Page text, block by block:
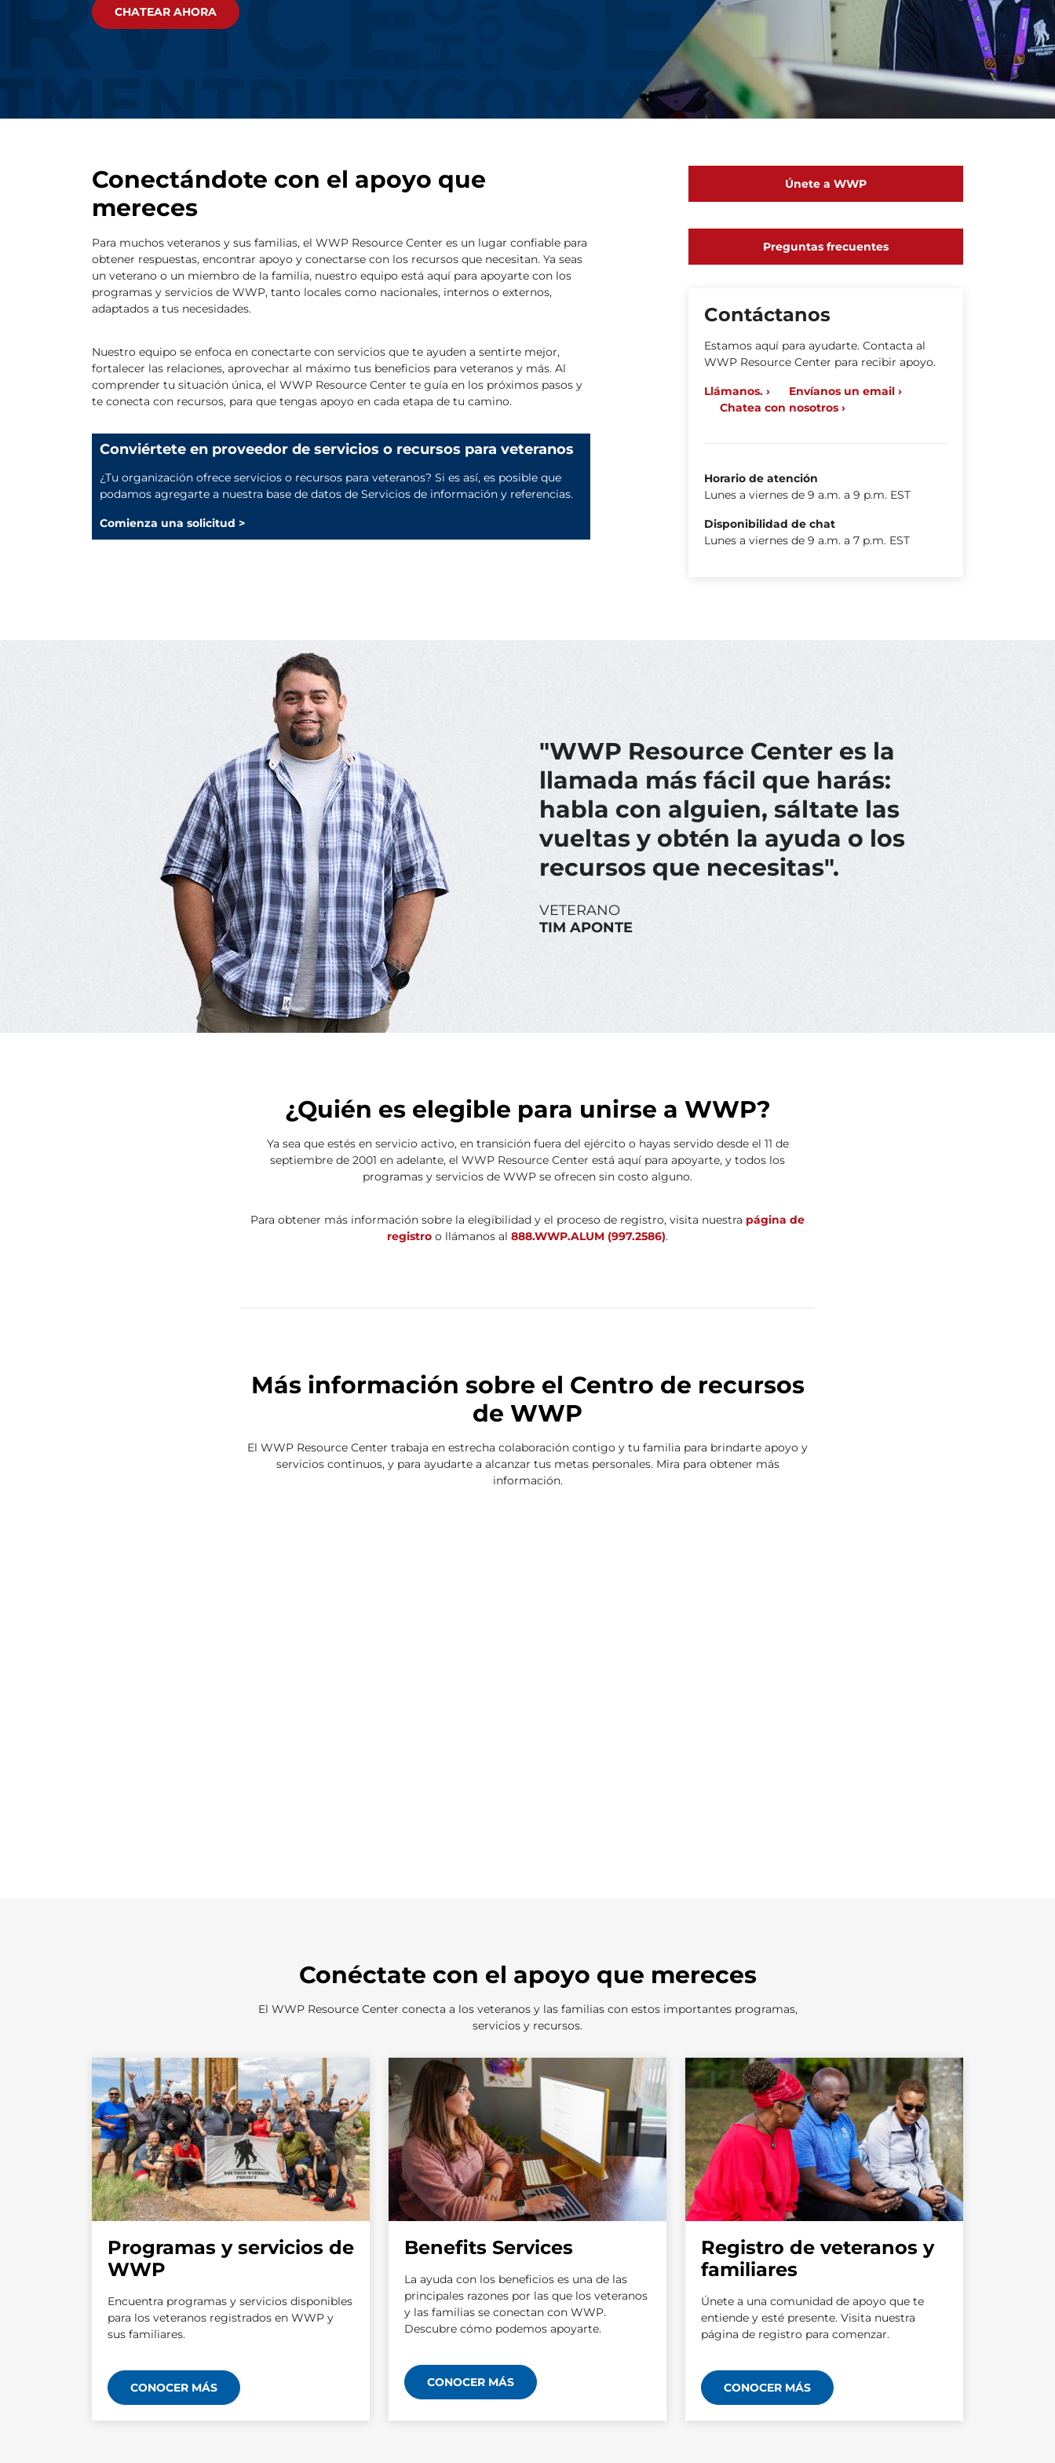
CHATEAR AHORA
Conectándote con el apoyo que
mereces
Para muchos veteranos y sus familias, el WWP Resource Center es un lugar confiable para
obtener respuestas, encontrar apoyo y conectarse con los recursos que necesitan. Ya seas
un veterano o un miembro de la familia, nuestro equipo está aquí para apoyarte con los
programas y servicios de WWP, tanto locales como nacionales, internos o externos,
adaptados a tus necesidades.
Nuestro equipo se enfoca en conectarte con servicios que te ayuden a sentirte mejor,
fortalecer las relaciones, aprovechar al máximo tus beneficios para veteranos y más. Al
comprender tu situación única, el WWP Resource Center te guía en los próximos pasos y
te conecta con recursos, para que tengas apoyo en cada etapa de tu camino.
Conviértete en proveedor de servicios o recursos para veteranos
¿Tu organización ofrece servicios o recursos para veteranos? Si es así, es posible que
podamos agregarte a nuestra base de datos de Servicios de información y referencias.
Comienza una solicitud >
Únete a WWP
Preguntas frecuentes
Contáctanos
Estamos aquí para ayudarte. Contacta al
WWP Resource Center para recibir apoyo.
Llámanos. ›
Envíanos un email ›
Chatea con nosotros ›
Horario de atención
Lunes a viernes de 9 a.m. a 9 p.m. EST
Disponibilidad de chat
Lunes a viernes de 9 a.m. a 7 p.m. EST
"WWP Resource Center es la
llamada más fácil que harás:
habla con alguien, sáltate las
vueltas y obtén la ayuda o los
recursos que necesitas".
VETERANO
TIM APONTE
¿Quién es elegible para unirse a WWP?
Ya sea que estés en servicio activo, en transición fuera del ejército o hayas servido desde el 11 de
septiembre de 2001 en adelante, el WWP Resource Center está aquí para apoyarte, y todos los
programas y servicios de WWP se ofrecen sin costo alguno.
Para obtener más información sobre la elegibilidad y el proceso de registro, visita nuestra página de
registro o llámanos al 888.WWP.ALUM (997.2586).
Más información sobre el Centro de recursos
de WWP
El WWP Resource Center trabaja en estrecha colaboración contigo y tu familia para brindarte apoyo y
servicios continuos, y para ayudarte a alcanzar tus metas personales. Mira para obtener más
información.
Conéctate con el apoyo que mereces
El WWP Resource Center conecta a los veteranos y las familias con estos importantes programas,
servicios y recursos.
Programas y servicios de
WWP
Encuentra programas y servicios disponibles
para los veteranos registrados en WWP y
sus familiares.
CONOCER MÁS
Benefits Services
La ayuda con los beneficios es una de las
principales razones por las que los veteranos
y las familias se conectan con WWP.
Descubre cómo podemos apoyarte.
CONOCER MÁS
Registro de veteranos y
familiares
Únete a una comunidad de apoyo que te
entiende y esté presente. Visita nuestra
página de registro para comenzar.
CONOCER MÁS